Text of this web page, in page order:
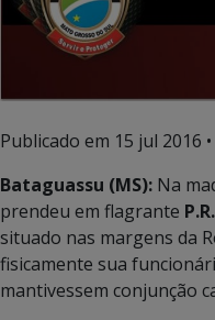
Publicado em 15 jul 2016
Bataguassu (MS): Na
prendeu em flagrante
situado nas margens da
fisicamente sua
mantivessem conjunção